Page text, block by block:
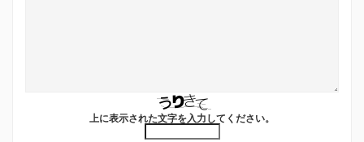
上に表示された文字を入力してください。